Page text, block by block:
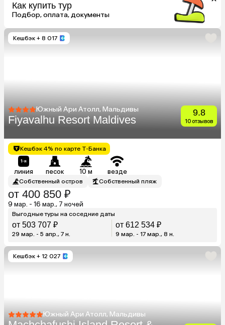
Как купить тур
Подбор, оплата, документы
Кешбэк + 8 017
Южный Ари Атолл, Мальдивы
Fiyavalhu Resort Maldives
9.8
10 отзывов
Кешбэк 4% по карте Т-Банка
линия песок 10 м везде
Собственный остров Собственный пляж
от 400 850 ₽
9 мар. - 16 мар., 7 ночей
Выгодные туры на соседние даты
от 503 707 ₽
29 мар. - 5 апр., 7 н.
от 612 534 ₽
9 мар. - 17 мар., 8 н.
Кешбэк + 12 027
Южный Ари Атолл, Мальдивы